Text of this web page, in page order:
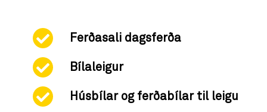
Ferðasali dagsferða
Bílaleigur
Húsbílar og ferðabílar til leigu